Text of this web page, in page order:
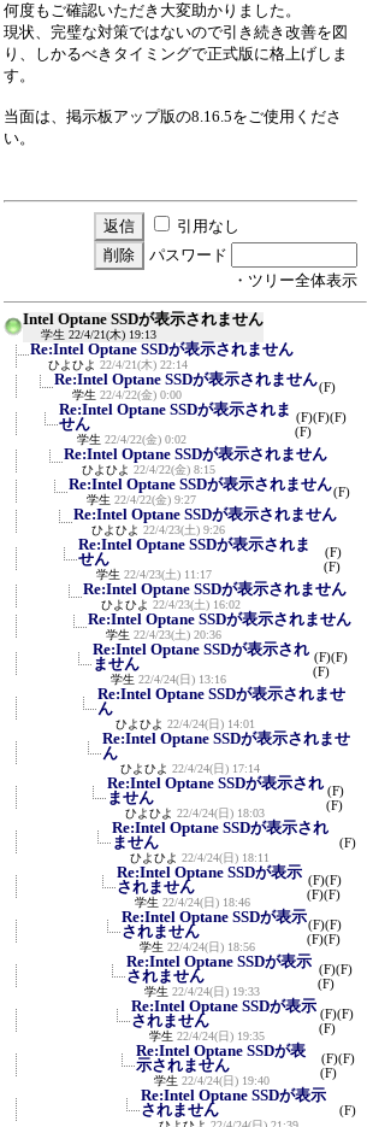
何度もご確認いただき大変助かりました。
現状、完璧な対策ではないので引き続き改善を図
り、しかるべきタイミングで正式版に格上げしま
す。
当面は、掲示板アップ版の8.16.5をご使用くださ
い。
引用なし
パスワード
・ツリー全体表示
Intel Optane SSDが表示されません
学生 22/4/21(木) 19:13
Re:Intel Optane SSDが表示されません
ひよひよ 22/4/21(木) 22:14
Re:Intel Optane SSDが表示されません
学生 22/4/22(金) 0:00
(F)
Re:Intel Optane SSDが表示されま
せん
学生 22/4/22(金) 0:02
(F)(F)(F)
(F)
Re:Intel Optane SSDが表示されません
ひよひよ 22/4/22(金) 8:15
Re:Intel Optane SSDが表示されません
学生 22/4/22(金) 9:27
(F)
Re:Intel Optane SSDが表示されません
ひよひよ 22/4/23(土) 9:26
Re:Intel Optane SSDが表示されま
せん
学生 22/4/23(土) 11:17
(F)
(F)
Re:Intel Optane SSDが表示されません
ひよひよ 22/4/23(土) 16:02
Re:Intel Optane SSDが表示されません
学生 22/4/23(土) 20:36
Re:Intel Optane SSDが表示され
ません
学生 22/4/24(日) 13:16
(F)(F)
(F)
Re:Intel Optane SSDが表示されませ
ん
ひよひよ 22/4/24(日) 14:01
Re:Intel Optane SSDが表示されませ
ん
ひよひよ 22/4/24(日) 17:14
Re:Intel Optane SSDが表示され
ません
ひよひよ 22/4/24(日) 18:03
(F)
(F)
Re:Intel Optane SSDが表示され
ません
ひよひよ 22/4/24(日) 18:11
(F)
Re:Intel Optane SSDが表示
されません
学生 22/4/24(日) 18:46
(F)(F)
(F)(F)
Re:Intel Optane SSDが表示
されません
学生 22/4/24(日) 18:56
(F)(F)
(F)(F)
Re:Intel Optane SSDが表示
されません
学生 22/4/24(日) 19:33
(F)(F)
(F)
Re:Intel Optane SSDが表示
されません
学生 22/4/24(日) 19:35
(F)(F)
(F)
Re:Intel Optane SSDが表
示されません
学生 22/4/24(日) 19:40
(F)(F)
(F)
Re:Intel Optane SSDが表示
されません
(F)